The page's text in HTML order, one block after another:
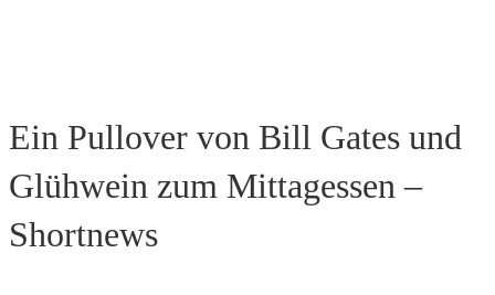
Ein Pullover von Bill Gates und
Glühwein zum Mittagessen –
Shortnews